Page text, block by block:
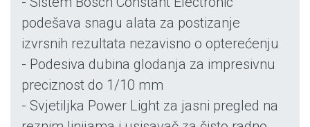
podešava snagu alata za postizanje
izvrsnih rezultata nezavisno o opterećenju
- Podesiva dubina glodanja za impresivnu
preciznost do 1/10 mm
- Svjetiljka Power Light za jasni pregled na